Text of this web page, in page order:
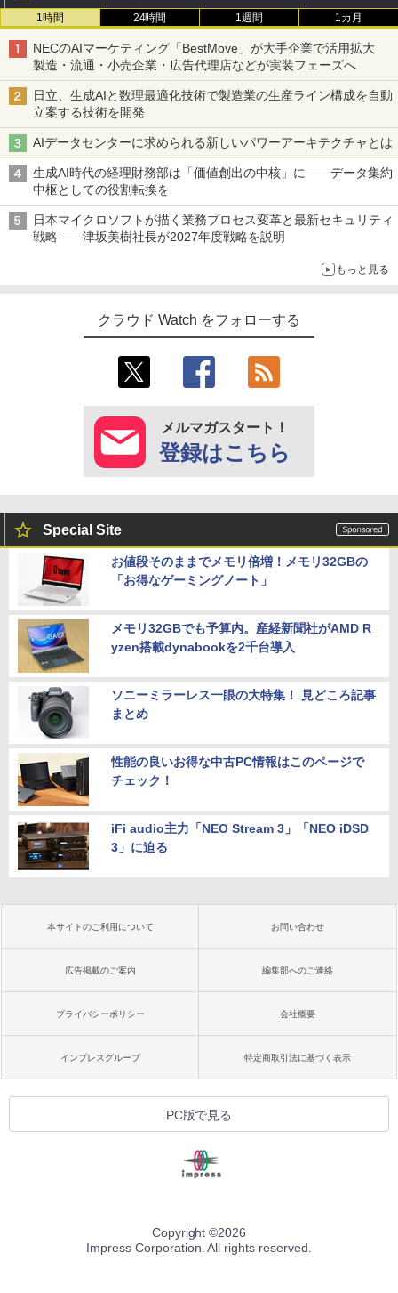
1時間 24時間 1週間 1カ月
NECのAIマーケティング「BestMove」が大手企業で活用拡大
製造・流通・小売企業・広告代理店などが実装フェーズへ
日立、生成AIと数理最適化技術で製造業の生産ライン構成を自動
立案する技術を開発
AIデータセンターに求められる新しいパワーアーキテクチャとは
生成AI時代の経理財務部は「価値創出の中核」に――データ集約
中枢としての役割転換を
日本マイクロソフトが描く業務プロセス変革と最新セキュリティ
戦略――津坂美樹社長が2027年度戦略を説明
もっと見る
クラウド Watch をフォローする
メルマガスタート！
登録はこちら
Special Site
お値段そのままでメモリ倍増！メモリ32GBの
「お得なゲーミングノート」
メモリ32GBでも予算内。産経新聞社がAMD R
yzen搭載dynabookを2千台導入
ソニーミラーレス一眼の大特集！ 見どころ記事
まとめ
性能の良いお得な中古PC情報はこのページで
チェック！
iFi audio主力「NEO Stream 3」「NEO iDSD
3」に迫る
本サイトのご利用について お問い合わせ
広告掲載のご案内 編集部へのご連絡
プライバシーポリシー 会社概要
インプレスグループ 特定商取引法に基づく表示
PC版で見る
Copyright ©2026
Impress Corporation. All rights reserved.